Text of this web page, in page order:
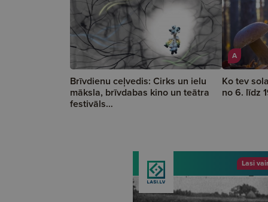
Brīvdienu ceļvedis: Cirks un ielu
māksla, brīvdabas kino un teātra
festivāls…
A
Ko tev
no 6. līdz